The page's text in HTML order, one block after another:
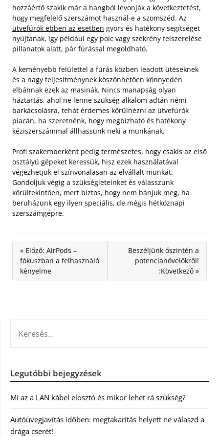
hozzáértő szakik már a hangból levonják a következtetést,
hogy megfelelő szerszámot használ-e a szomszéd. Az
ütvefúrók ebben az esetben gyors és hatékony segítséget
nyújtanak, így például egy polc vagy szekrény felszerelése
pillanatok alatt, pár fúrással megoldható.
A keményebb felülettel a fúrás közben leadott ütéseknek
és a nagy teljesítménynek köszönhetően könnyedén
elbánnak ezek az masinák. Nincs manapság olyan
háztartás, ahol ne lenne szükség alkalom adtán némi
barkácsolásra, tehát érdemes körülnézni az ütvefúrók
piacán, ha szeretnénk, hogy megbízható és hatékony
kéziszerszámmal állhassunk neki a munkának.
Profi szakemberként pedig természetes, hogy csakis az első
osztályú gépeket keressük, hisz ezek használatával
végezhetjük el színvonalasan az elvállalt munkát.
Gondoljuk végig a szükségleteinket és válasszunk
körültekintően, mert biztos, hogy nem bánjuk meg, ha
beruházunk egy ilyen speciális, de mégis hétköznapi
szerszámgépre.
« Előző: AirPods –
fókuszban a felhasználó
kényelme
Beszéljünk őszintén a
potencianövelőkről!
:Következő »
Legutóbbi bejegyzések
Mi az a LAN kábel elosztó és mikor lehet rá szükség?
Autóüvegjavítás időben: megtakarítás helyett ne válaszd a
drága cserét!